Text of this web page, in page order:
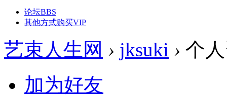
论坛BBS
其他方式购买VIP
艺束人生网 › jksuki › 个
加为好友